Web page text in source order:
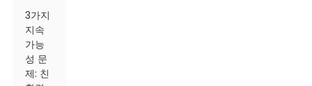
3가지
지속
가능
성 문
제: 친